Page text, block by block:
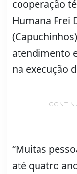
cooperação
Humana Frei
atendimento
na execução
“Muitas
até quatro